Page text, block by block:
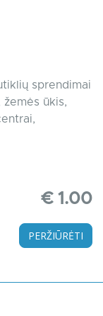
sprendimai
ūkis,
€ 1.00
PERŽIŪRĖTI